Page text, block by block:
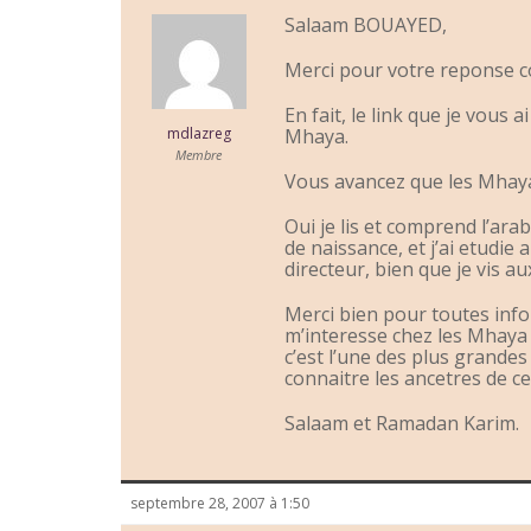
mdlazreg
Membre
Salaam BOUAYED,
Merci pour votre reponse
En fait, le link que je vous
Mhaya.
Vous avancez que les
Oui je lis et comprend
de naissance, et j’ai etudie
directeur, bien que je vis
Merci bien pour toutes
m’interesse chez les
c’est l’une des plus
connaitre les ancetres de
Salaam et Ramadan Karim.
septembre 28, 2007 à 1:50